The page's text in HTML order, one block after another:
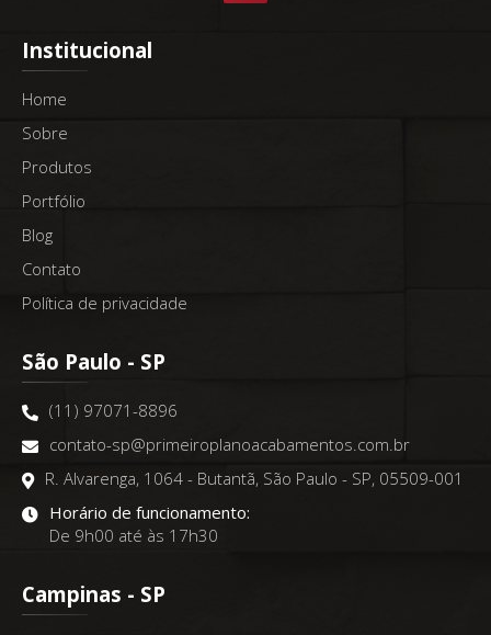
Institucional
Home
Sobre
Produtos
Portfólio
Blog
Contato
Política de privacidade
São Paulo - SP
(11) 97071-8896
contato-sp@primeiroplanoacabamentos.com.br
R. Alvarenga, 1064 - Butantã, São Paulo - SP, 05509-001
Horário de funcionamento:
De 9h00 até às 17h30
Campinas - SP